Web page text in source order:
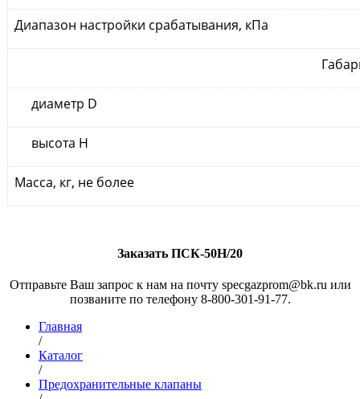
Диапазон настройки срабатывания, кПа
диаметр D
высота Н
Масса, кг, не более
Заказать ПСК-50Н/20
Отправьте Ваш запрос к нам на почту specgazprom@bk.ru или
позваните по телефону 8-800-301-91-77.
Главная
/
Каталог
/
Предохранительные клапаны